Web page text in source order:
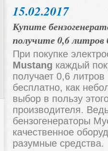
15.02.2017
Купите
получите 0,6
При покупке
Mustang каждый
получает 0,6
бесплатно, как
выбор в пользу
производителя.
бензогенераторы
качественное
разумные средства.